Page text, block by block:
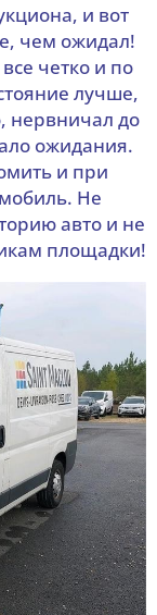
и вот
чем ожидал!
четко и по
лучше,
нервничал до
ожидания.
и при
Не
авто и не
площадки!